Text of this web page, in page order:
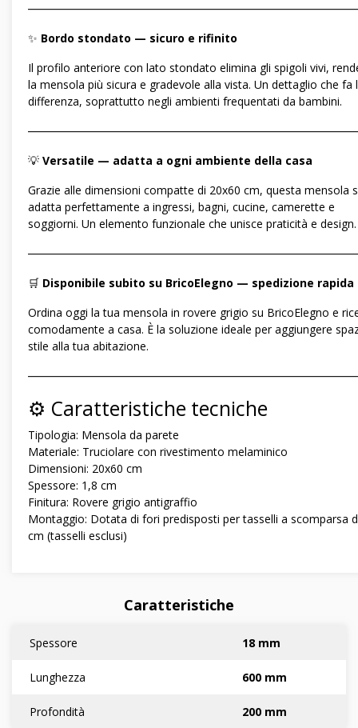
✨ Bordo stondato — sicuro e rifinito
Il profilo anteriore con lato stondato elimina gli spigoli vivi,
la mensola più sicura e gradevole alla vista. Un dettaglio che fa
differenza, soprattutto negli ambienti frequentati da bambini.
💡 Versatile — adatta a ogni ambiente della casa
Grazie alle dimensioni compatte di 20x60 cm, questa mensola
adatta perfettamente a ingressi, bagni, cucine, camerette e
soggiorni. Un elemento funzionale che unisce praticità e design.
🛒 Disponibile subito su BricoElegno — spedizione rapida
Ordina oggi la tua mensola in rovere grigio su BricoElegno e
comodamente a casa. È la soluzione ideale per aggiungere
stile alla tua abitazione.
⚙️ Caratteristiche tecniche
Tipologia: Mensola da parete
Materiale: Truciolare con rivestimento melaminico
Dimensioni: 20x60 cm
Spessore: 1,8 cm
Finitura: Rovere grigio antigraffio
Montaggio: Dotata di fori predisposti per tasselli a scomparsa
cm (tasselli esclusi)
Caratteristiche
Spessore 18 mm
Lunghezza 600 mm
Profondità 200 mm